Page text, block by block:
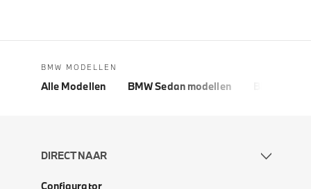
BMW MODELLEN
Alle Modellen BMW Sedan modellen
DIRECT NAAR
Configurator